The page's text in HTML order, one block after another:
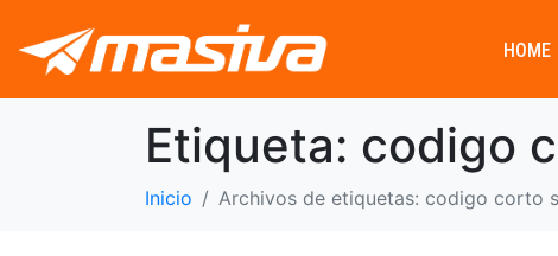
HOME
Etiqueta: codigo
Inicio Archivos de etiquetas: codigo corto